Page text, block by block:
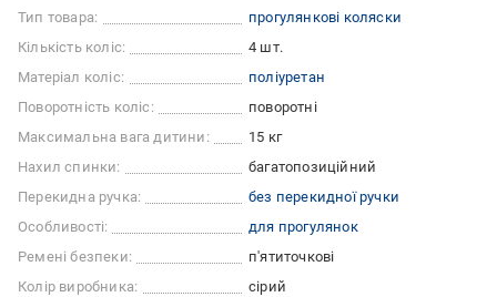
Тип товара:
прогулянкові коляски
Кількість коліс:
4 шт.
Матеріал коліс:
поліуретан
Поворотність коліс:
поворотні
Максимальна вага дитини:
15 кг
Нахил спинки:
багатопозиційний
Перекидна ручка:
без перекидної ручки
Особливості:
для прогулянок
Ремені безпеки:
п'ятиточкові
Колір виробника:
сірий